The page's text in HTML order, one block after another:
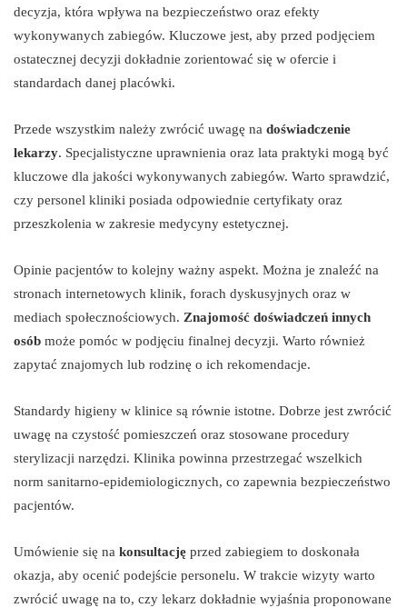
decyzja, która wpływa na bezpieczeństwo oraz efekty
wykonywanych zabiegów. Kluczowe jest, aby przed podjęciem
ostatecznej decyzji dokładnie zorientować się w ofercie i
standardach danej placówki.
Przede wszystkim należy zwrócić uwagę na doświadczenie
lekarzy. Specjalistyczne uprawnienia oraz lata praktyki mogą być
kluczowe dla jakości wykonywanych zabiegów. Warto sprawdzić,
czy personel kliniki posiada odpowiednie certyfikaty oraz
przeszkolenia w zakresie medycyny estetycznej.
Opinie pacjentów to kolejny ważny aspekt. Można je znaleźć na
stronach internetowych klinik, forach dyskusyjnych oraz w
mediach społecznościowych. Znajomość doświadczeń innych
osób może pomóc w podjęciu finalnej decyzji. Warto również
zapytać znajomych lub rodzinę o ich rekomendacje.
Standardy higieny w klinice są równie istotne. Dobrze jest zwrócić
uwagę na czystość pomieszczeń oraz stosowane procedury
sterylizacji narzędzi. Klinika powinna przestrzegać wszelkich
norm sanitarno-epidemiologicznych, co zapewnia bezpieczeństwo
pacjentów.
Umówienie się na konsultację przed zabiegiem to doskonała
okazja, aby ocenić podejście personelu. W trakcie wizyty warto
zwrócić uwagę na to, czy lekarz dokładnie wyjaśnia proponowane